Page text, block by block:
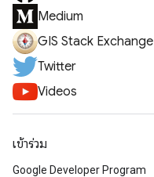
Medium
GIS Stack Exchange
Twitter
Videos
เข้าร่วม
Google Developer Program